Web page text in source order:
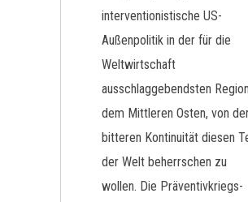
interventionistische US-
Außenpolitik in der für die
Weltwirtschaft
ausschlaggebendsten
dem Mittleren Osten, von
bitteren Kontinuität diesen
der Welt beherrschen zu
wollen. Die Präventivkriegs-